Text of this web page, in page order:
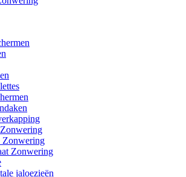
Zonwering
Zonwering
jaloezieën